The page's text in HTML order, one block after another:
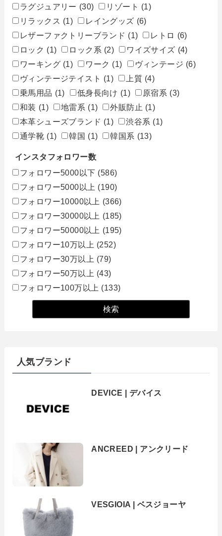
ラグジュアリー (30) リゾート (1)
リラックス (1) レイングッズ (6)
レザーファクトリーブランド (1) レトロ (6)
ロック (1) ロック系 (2) ワイズサイズ (4)
ワーキング (1) ワーク (1) ヴィンテージ (6)
ヴィンテージテイスト (1) 上質 (4)
乗馬用品 (1) 低身長向け (1) 原宿系 (3)
和装 (1) 地雷系 (1) 外販防止 (1)
本革シューズブランド (1) 渋谷系 (1)
通学靴 (1) 韓国 (1) 韓国系 (13)
インスタフォロワー数
フォロワー5000以下 (586)
フォロワー5000以上 (190)
フォロワー10000以上 (366)
フォロワー30000以上 (185)
フォロワー50000以上 (195)
フォロワー10万以上 (252)
フォロワー30万以上 (79)
フォロワー50万以上 (43)
フォロワー100万以上 (133)
人気ブランド
DEVICE | デバイス
ANCREED | アンクリード
VESGIOIA | ベスジョーヤ